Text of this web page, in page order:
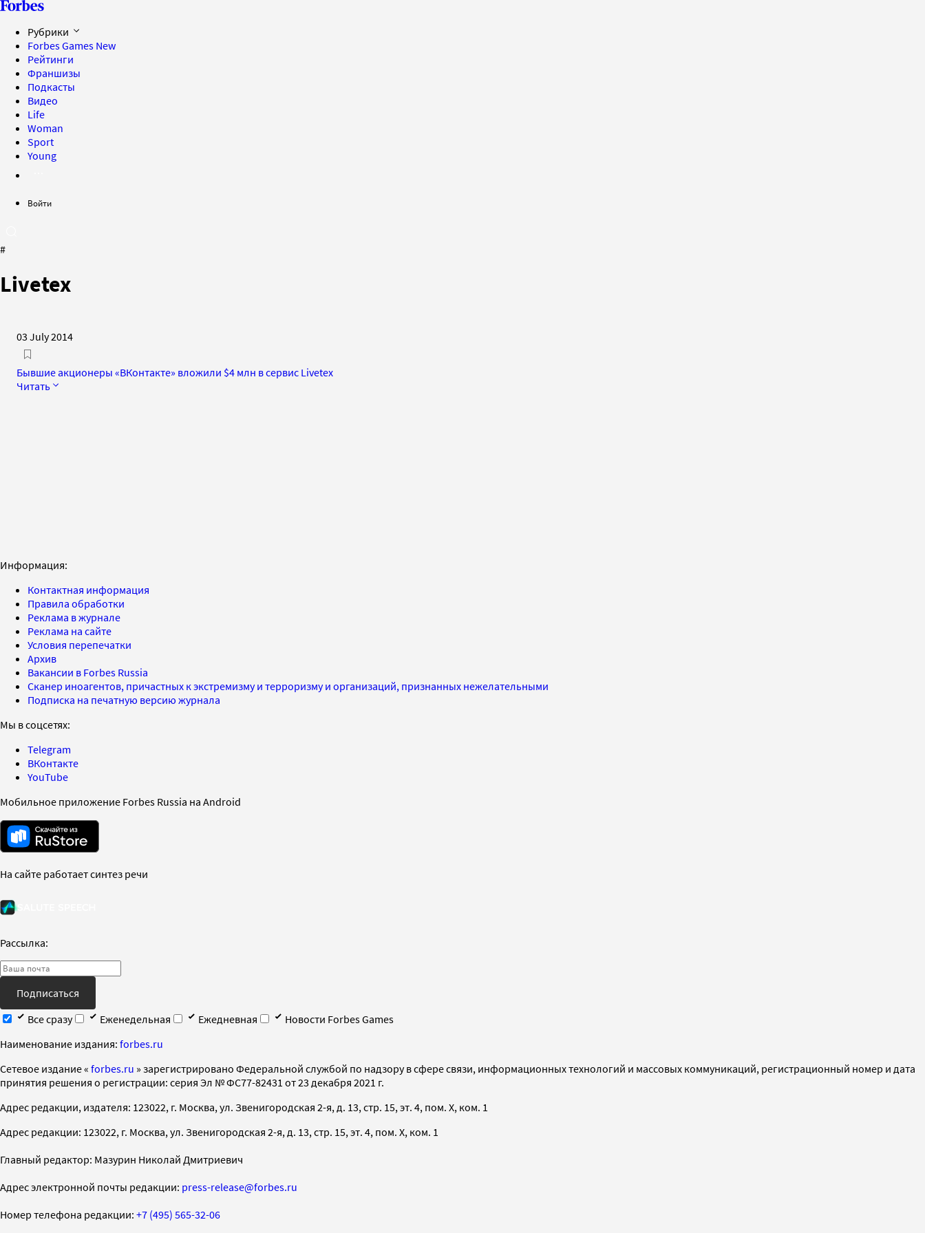
Рубрики
Forbes Games New
Рейтинги
Франшизы
Подкасты
Видео
Life
Woman
Sport
Young
Войти
#
Livetex
03 July 2014
Бывшие акционеры «ВКонтакте» вложили $4 млн в сервис Livetex
Читать
Информация:
Контактная информация
Правила обработки
Реклама в журнале
Реклама на сайте
Условия перепечатки
Архив
Вакансии в Forbes Russia
Сканер иноагентов, причастных к экстремизму и терроризму и организаций, признанных нежелательными
Подписка на печатную версию журнала
Мы в соцсетях:
Telegram
ВКонтакте
YouTube
Мобильное приложение Forbes Russia на Android
На сайте работает синтез речи
Рассылка:
Подписаться
Все сразу
Еженедельная Ежедневная
Новости Forbes Games
Наименование издания: forbes.ru
Cетевое издание « forbes.ru » зарегистрировано Федеральной службой по надзору в сфере связи, информационных технологий и массовых коммуникаций, регистрационный номер и дата
принятия решения о регистрации: серия Эл № ФС77-82431 от 23 декабря 2021 г.
Адрес редакции, издателя: 123022, г. Москва, ул. Звенигородская 2-я, д. 13, стр. 15, эт. 4, пом. X, ком. 1
Адрес редакции: 123022, г. Москва, ул. Звенигородская 2-я, д. 13, стр. 15, эт. 4, пом. X, ком. 1
Главный редактор: Мазурин Николай Дмитриевич
Адрес электронной почты редакции: press-release@forbes.ru
Номер телефона редакции: +7 (495) 565-32-06